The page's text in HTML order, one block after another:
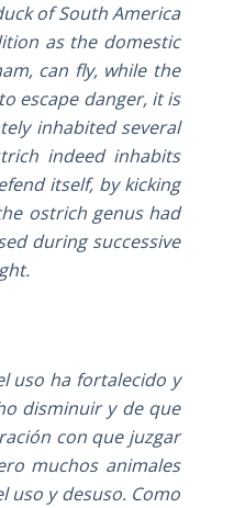
of South America
as the domestic
can fly, while the
escape danger, it is
inhabited several
indeed inhabits
itself, by kicking
ostrich genus had
during successive
uso ha fortalecido y
disminuir y de que
con que juzgar
muchos animales
uso y desuso. Como